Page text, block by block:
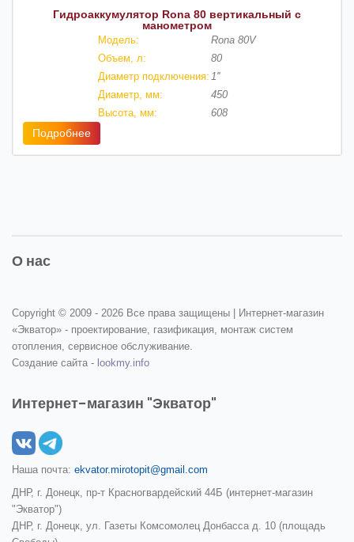
Гидроаккумулятор Rona 80 вертикальный с
манометром
Модель:
Rona 80V
Объем, л:
80
Диаметр подключения: 1''
Диаметр, мм:
450
Высота, мм:
608
Подробнее
О нас
Copyright © 2009 - 2026 Все права защищены | Интернет-магазин
«Экватор» - проектирование, газификация, монтаж систем
отопления, сервисное обслуживание.
Создание сайта - lookmy.info
Интернет-магазин "Экватор"
Наша почта: ekvator.mirotopit@gmail.com
ДНР, г. Донецк, пр-т Красногвардейский 44Б (интернет-магазин
"Экватор")
ДНР, г. Донецк, ул. Газеты Комсомолец Донбасса д. 10 (площадь